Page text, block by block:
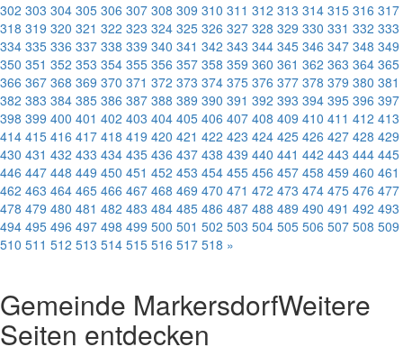
302 303 304 305 306 307 308 309 310 311 312 313 314 315 316 317
318 319 320 321 322 323 324 325 326 327 328 329 330 331 332 333
334 335 336 337 338 339 340 341 342 343 344 345 346 347 348 349
350 351 352 353 354 355 356 357 358 359 360 361 362 363 364 365
366 367 368 369 370 371 372 373 374 375 376 377 378 379 380 381
382 383 384 385 386 387 388 389 390 391 392 393 394 395 396 397
398 399 400 401 402 403 404 405 406 407 408 409 410 411 412 413
414 415 416 417 418 419 420 421 422 423 424 425 426 427 428 429
430 431 432 433 434 435 436 437 438 439 440 441 442 443 444 445
446 447 448 449 450 451 452 453 454 455 456 457 458 459 460 461
462 463 464 465 466 467 468 469 470 471 472 473 474 475 476 477
478 479 480 481 482 483 484 485 486 487 488 489 490 491 492 493
494 495 496 497 498 499 500 501 502 503 504 505 506 507 508 509
510 511 512 513 514 515 516 517 518 »
Gemeinde MarkersdorfWeitere
Seiten entdecken